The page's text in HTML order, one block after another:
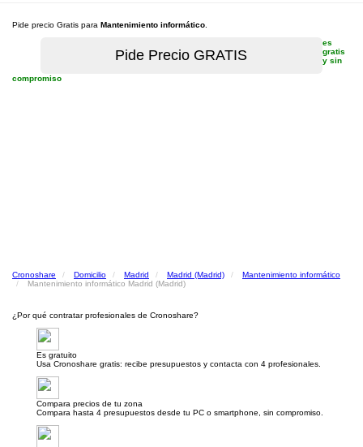
Pide precio Gratis para Mantenimiento informático
es
gratis
y sin
compromiso
Cronoshare Domicilio Madrid Madrid (Madrid)
Mantenimiento informático
Mantenimiento informático Madrid (Madrid)
¿Por qué contratar profesionales de Cronoshare?
Es gratuito
Usa Cronoshare gratis: recibe presupuestos y contacta con 4 profesionales.
Compara precios de tu zona
Compara hasta 4 presupuestos desde tu PC o smartphone, sin compromiso.